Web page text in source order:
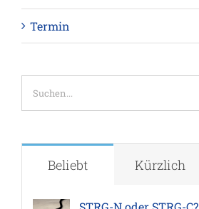
Termin
Beliebt Kürzlich